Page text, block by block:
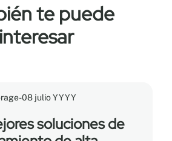
te puede
interesar
-08 julio YYYY
soluciones de